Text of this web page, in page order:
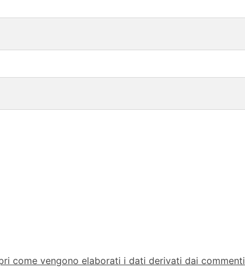
come vengono elaborati i dati derivati dai commenti